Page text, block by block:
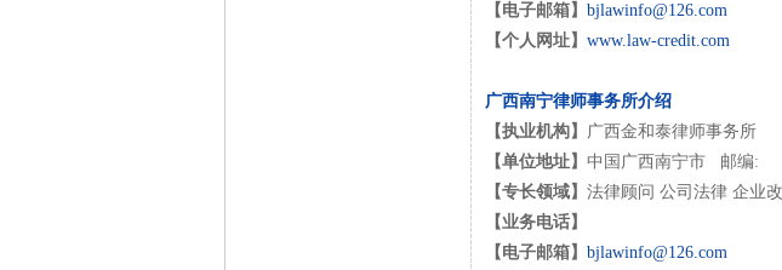
【电子邮箱】 bjlawinfo@126.com
【个人网址】 www.law-credit.com
广西南宁律师事务所介绍
【执业机构】 广西金和泰律师事务所
【单位地址】 中国广西南宁市 邮编:
【专长领域】 法律顾问 公司法律 企业
【业务电话】
【电子邮箱】 bjlawinfo@126.com